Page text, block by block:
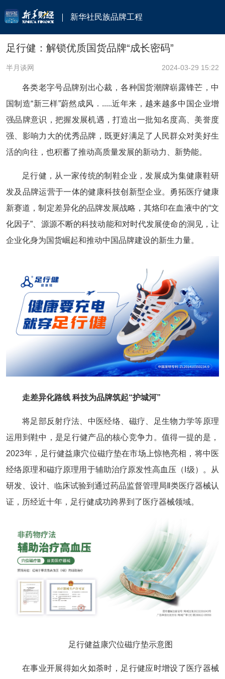
新华社民族品牌工程
足行健：解锁优质国货品牌“成长密码”
半月谈网 2024-03-29 15:22
各类老字号品牌别出心裁，各种国货潮牌崭露锋芒，中
国制造“新三样”蔚然成风．.....近年来，越来越多中国企业增
强品牌意识，把握发展机遇，打造出一批知名度高、美誉度
强、影响力大的优秀品牌，既更好满足了人民群众对美好生
活的向往，也积蓄了推动高质量发展的新动力、新势能。
足行健，从一家传统的制鞋企业，发展成为集健康鞋研
发及品牌运营于一体的健康科技创新型企业。勇拓医疗健康
新赛道，制定差异化的品牌发展战略，其烙印在血液中的“文
化因子”、源源不断的科技动能和对时代发展使命的洞见，让
企业化身为国货崛起和推动中国品牌建设的新生力量。
走差异化路线 科技为品牌筑起“护城河”
将足部反射疗法、中医经络、磁疗、足生物力学等原理
运用到鞋中，是足行健产品的核心竞争力。值得一提的是，
2023年，足行健益康穴位磁疗垫在市场上惊艳亮相，将中医
经络原理和磁疗原理用于辅助治疗原发性高血压（I级）。从
研发、设计、临床试验到通过药品监督管理局Ⅱ类医疗器械认
证，历经近十年，足行健成功跨界到了医疗器械领域。
足行健益康穴位磁疗垫示意图
在事业开展得如火如荼时，足行健应时增设了医疗器械